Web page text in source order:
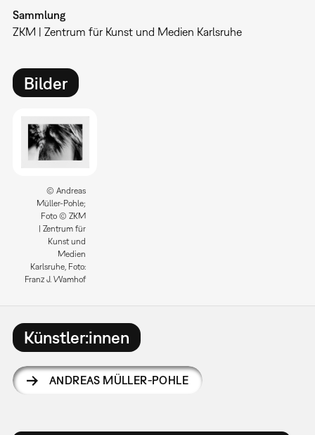
Sammlung
ZKM | Zentrum für Kunst und Medien Karlsruhe
Bilder
© Andreas
Müller-Pohle;
Foto © ZKM
| Zentrum für
Kunst und
Medien
Karlsruhe, Foto:
Franz J. Wamhof
Künstler:innen
ANDREAS MÜLLER-POHLE